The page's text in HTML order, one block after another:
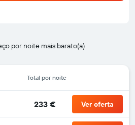
por noite mais barato(a)
Total por noite
233 € Ver oferta